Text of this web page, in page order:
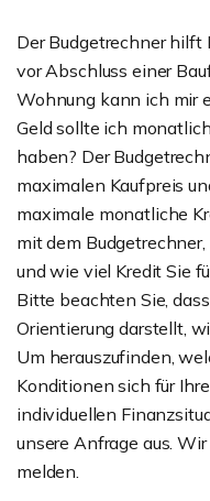
Der Budgetrechner hilft
vor Abschluss einer
Wohnung kann ich mir
Geld sollte ich
haben? Der
maximalen Kaufpreis
maximale monatliche
mit dem
und wie viel Kredit Sie
Bitte beachten Sie,
Orientierung darstellt,
Um herauszufinden,
Konditionen sich für
individuellen
unsere Anfrage aus.
melden.